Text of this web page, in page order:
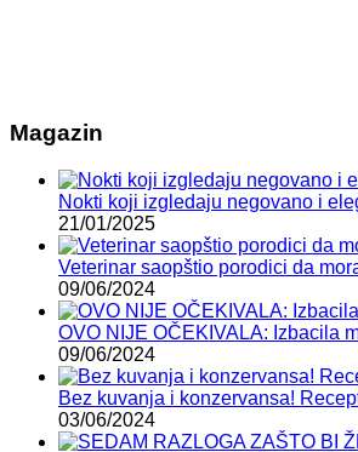
Magazin
Nokti koji izgledaju negovano i
21/01/2025
Veterinar saopštio porodici da
09/06/2024
OVO NIJE OČEKIVALA: Izbacila
09/06/2024
Bez kuvanja i konzervansa!
03/06/2024